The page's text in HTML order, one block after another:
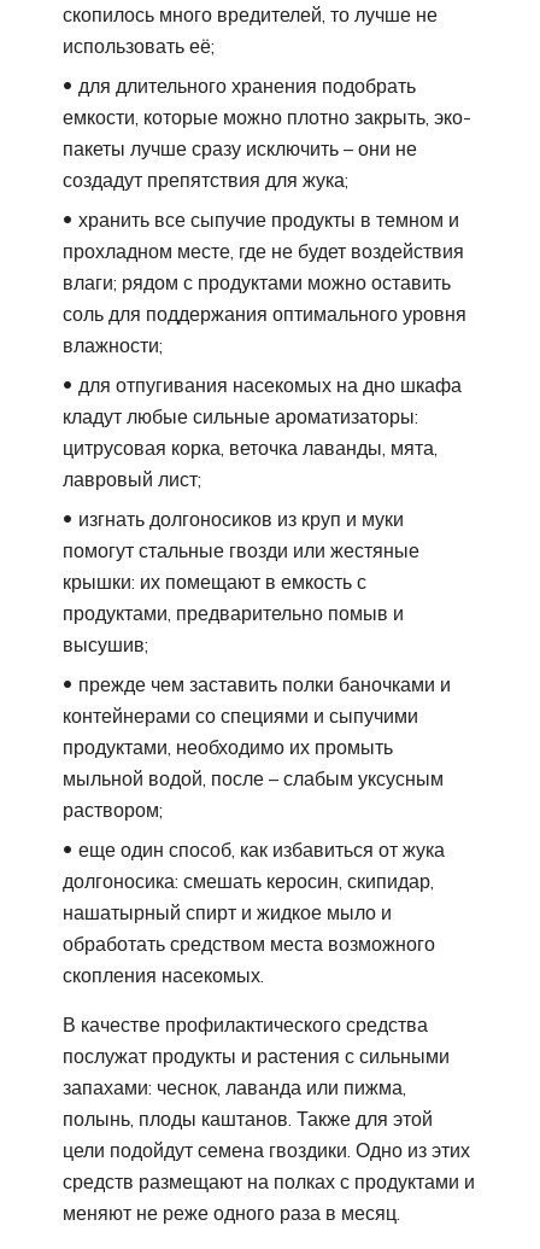
скопилось много вредителей, то лучше не
использовать её;
для длительного хранения подобрать
емкости, которые можно плотно закрыть, эко-
пакеты лучше сразу исключить – они не
создадут препятствия для жука;
хранить все сыпучие продукты в темном и
прохладном месте, где не будет воздействия
влаги; рядом с продуктами можно оставить
соль для поддержания оптимального уровня
влажности;
для отпугивания насекомых на дно шкафа
кладут любые сильные ароматизаторы:
цитрусовая корка, веточка лаванды, мята,
лавровый лист;
изгнать долгоносиков из круп и муки
помогут стальные гвозди или жестяные
крышки: их помещают в емкость с
продуктами, предварительно помыв и
высушив;
прежде чем заставить полки баночками и
контейнерами со специями и сыпучими
продуктами, необходимо их промыть
мыльной водой, после – слабым уксусным
раствором;
еще один способ, как избавиться от жука
долгоносика: смешать керосин, скипидар,
нашатырный спирт и жидкое мыло и
обработать средством места возможного
скопления насекомых.
В качестве профилактического средства
послужат продукты и растения с сильными
запахами: чеснок, лаванда или пижма,
полынь, плоды каштанов. Также для этой
цели подойдут семена гвоздики. Одно из этих
средств размещают на полках с продуктами и
меняют не реже одного раза в месяц.